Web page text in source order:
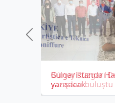
Bulgaristanda
yarışacak